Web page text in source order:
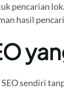
pencarian
hasil
sendiri